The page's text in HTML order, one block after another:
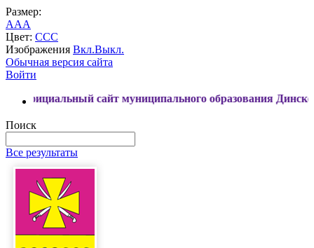
Размер:
AAA
Цвет: CCC
Изображения Вкл.Выкл.
Обычная версия сайта
Войти
сайт муниципального образования Динской район
Поиск
Все результаты